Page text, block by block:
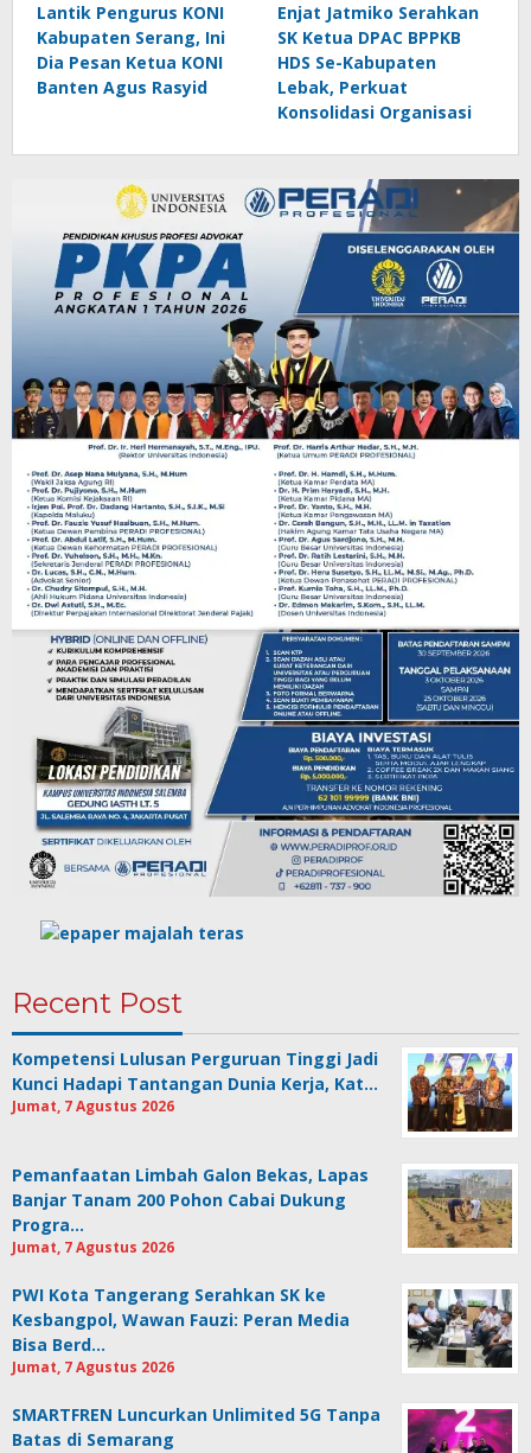
Lantik Pengurus KONI
Kabupaten Serang, Ini
Dia Pesan Ketua KONI
Banten Agus Rasyid
Enjat Jatmiko Serahkan
SK Ketua DPAC BPPKB
HDS Se-Kabupaten
Lebak, Perkuat
Konsolidasi Organisasi
Recent Post
Kompetensi Lulusan Perguruan Tinggi Jadi
Kunci Hadapi Tantangan Dunia Kerja, Kat…
Jumat, 7 Agustus 2026
Pemanfaatan Limbah Galon Bekas, Lapas
Banjar Tanam 200 Pohon Cabai Dukung
Progra…
Jumat, 7 Agustus 2026
PWI Kota Tangerang Serahkan SK ke
Kesbangpol, Wawan Fauzi: Peran Media
Bisa Berd…
Jumat, 7 Agustus 2026
SMARTFREN Luncurkan Unlimited 5G Tanpa
Batas di Semarang